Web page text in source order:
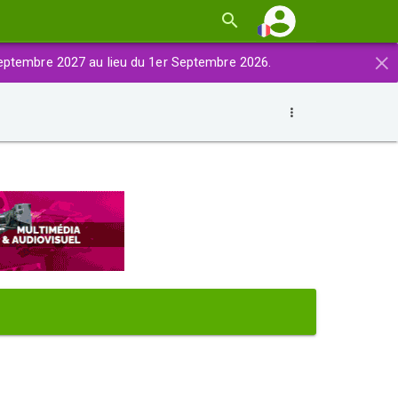
×
2027 au lieu du 1er Septembre 2026.